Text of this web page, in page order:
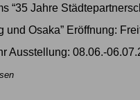
“35 Jahre
und Osaka” Eröffnung:
Ausstellung: 08.06.-